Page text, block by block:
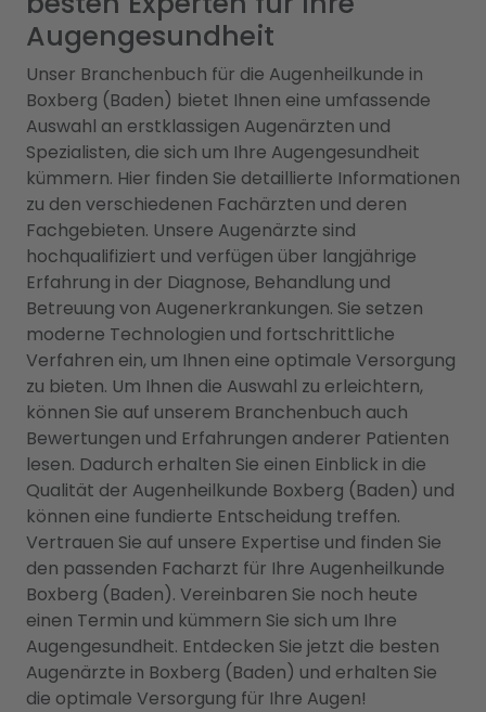
Augengesundheit
Unser Branchenbuch für die Augenheilkunde in
Boxberg (Baden) bietet Ihnen eine umfassende
Auswahl an erstklassigen Augenärzten und
Spezialisten, die sich um Ihre Augengesundheit
kümmern. Hier finden Sie detaillierte Informationen
zu den verschiedenen Fachärzten und deren
Fachgebieten. Unsere Augenärzte sind
hochqualifiziert und verfügen über langjährige
Erfahrung in der Diagnose, Behandlung und
Betreuung von Augenerkrankungen. Sie setzen
moderne Technologien und fortschrittliche
Verfahren ein, um Ihnen eine optimale Versorgung
zu bieten. Um Ihnen die Auswahl zu erleichtern,
können Sie auf unserem Branchenbuch auch
Bewertungen und Erfahrungen anderer Patienten
lesen. Dadurch erhalten Sie einen Einblick in die
Qualität der Augenheilkunde Boxberg (Baden) und
können eine fundierte Entscheidung treffen.
Vertrauen Sie auf unsere Expertise und finden Sie
den passenden Facharzt für Ihre Augenheilkunde
Boxberg (Baden). Vereinbaren Sie noch heute
einen Termin und kümmern Sie sich um Ihre
Augengesundheit. Entdecken Sie jetzt die besten
Augenärzte in Boxberg (Baden) und erhalten Sie
die optimale Versorgung für Ihre Augen!